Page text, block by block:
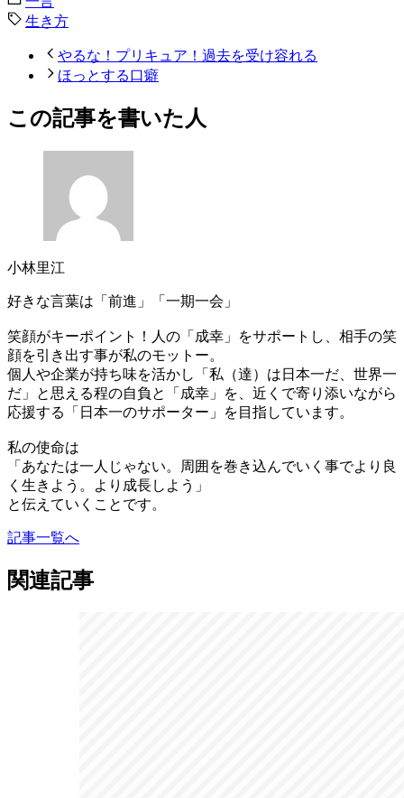
生き方
やるな！プリキュア！過去を受け容れる
ほっとする口癖
この記事を書いた人
小林里江
好きな言葉は「前進」「一期一会」
笑顔がキーポイント！人の「成幸」をサポートし、相手の笑
顔を引き出す事が私のモットー。
個人や企業が持ち味を活かし「私（達）は日本一だ、世界一
だ」と思える程の自負と「成幸」を、近くで寄り添いながら
応援する「日本一のサポーター」を目指しています。
私の使命は
「あなたは一人じゃない。周囲を巻き込んでいく事でより良
く生きよう。より成長しよう」
と伝えていくことです。
記事一覧へ
関連記事